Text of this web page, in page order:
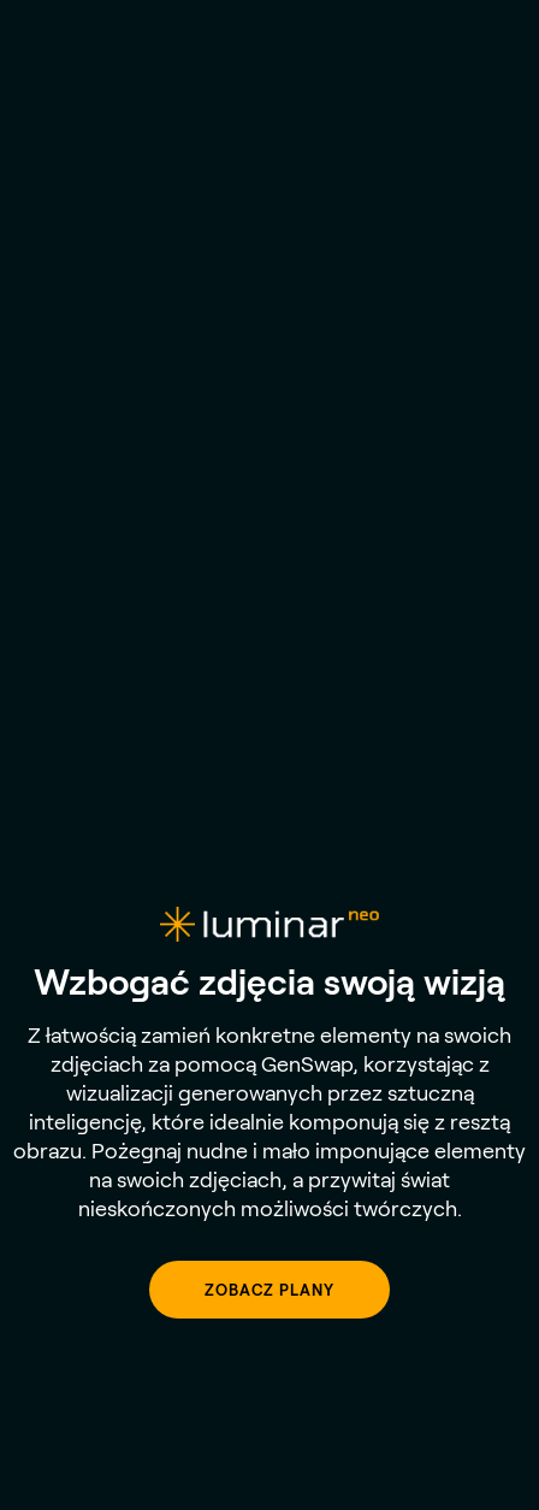
Wzbogać zdjęcia swoją wizją
Z łatwością zamień konkretne elementy na swoich
zdjęciach za pomocą GenSwap, korzystając z
wizualizacji generowanych przez sztuczną
inteligencję, które idealnie komponują się z resztą
obrazu. Pożegnaj nudne i mało imponujące elementy
na swoich zdjęciach, a przywitaj świat
nieskończonych możliwości twórczych.
ZOBACZ PLANY